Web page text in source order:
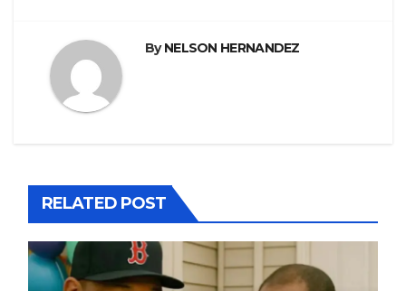
ByNELSON HERNANDEZ
RELATED POST